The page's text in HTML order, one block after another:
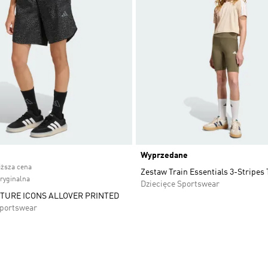
cena
ICONS ALLOVER PRINTED
Wyprzedane
Zestaw Train Essentials 3-Stripes
Dziecięce Sportswear